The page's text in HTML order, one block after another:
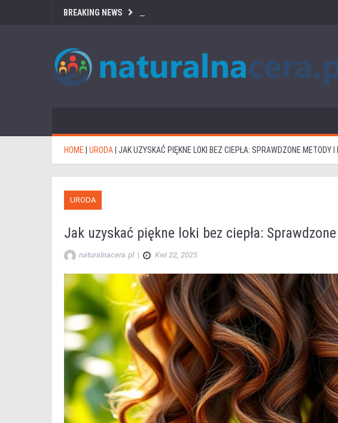
BREAKING NEWS
HOME URODA JAK UZYSKAĆ PIĘKNE LOKI BEZ CIEPŁA: SPRAWDZONE METODY I
URODA
Jak uzyskać piękne loki bez ciepła:
naturalnacera.pl | Kwi 22, 2025